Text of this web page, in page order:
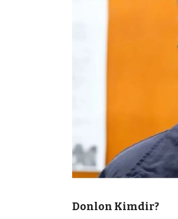
Donlon Kimdir?